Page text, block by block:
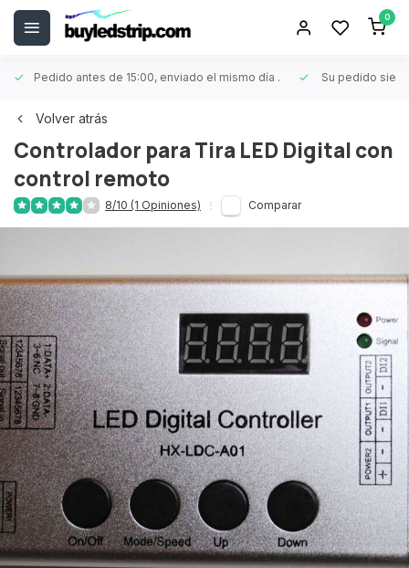
0
Pedido antes de 15:00, enviado el mismo día . Su pedido
Volver atrás
Controlador para Tira LED Digital con
control remoto
8/10 (1 Opiniones) Comparar